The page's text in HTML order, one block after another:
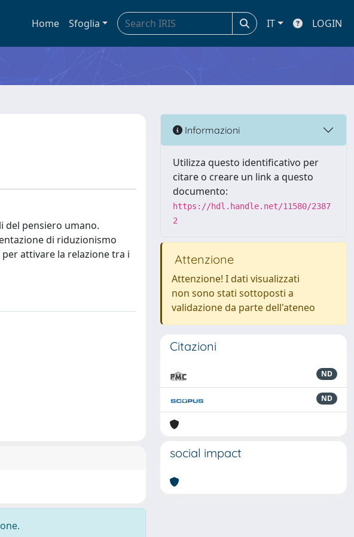
Home Sfoglia IT LOGIN
del pensiero umano.
di riduzionismo
attivare la relazione tra i
Informazioni
Utilizza questo identificativo per
citare o creare un link a questo
documento:
https://hdl.handle.net/11580/2387
2
Attenzione
Attenzione! I dati visualizzati
non sono stati sottoposti a
validazione da parte dell'ateneo
Citazioni
ND
ND
social impact